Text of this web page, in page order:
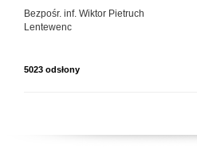
Bezpośr. inf. Wiktor Pietruch
Lentewenc
5023 odsłony